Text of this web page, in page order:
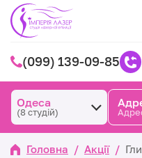
(099) 139-09-85
Одеса
(8 студій)
Головна / Акції /